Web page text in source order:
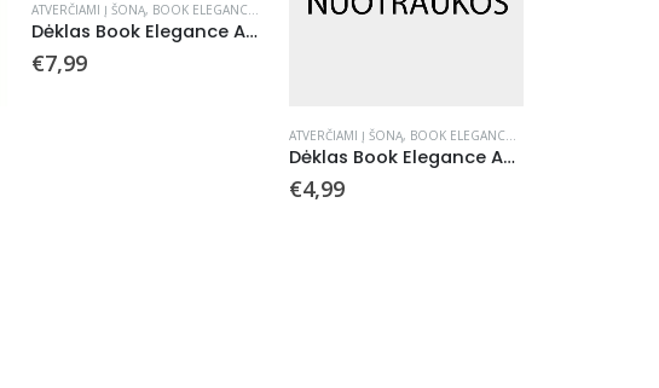
ATVERČIAMI Į ŠONĄ, BOOK ELEGANCE ,
Dėklas Book Elegance Apple iPhone 7/8/SE 2020/SE 2022 juodas
€7,99
ATVERČIAMI Į ŠONĄ, BOOK ELEGANCE
Dėklas Book Elegance Apple iPhone 7/8/SE 2020/SE 2022 tamsiai raudonas
€4,99